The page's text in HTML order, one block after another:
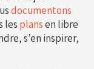
documentons
les plansen libre
s’en inspirer,